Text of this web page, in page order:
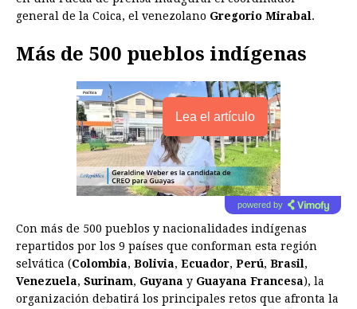
general de la Coica, el venezolano Gregorio Mirabal.
Más de 500 pueblos indígenas
Lea el artículo
powered by
Con más de 500 pueblos y nacionalidades indígenas
repartidos por los 9 países que conforman esta región
selvática (Colombia, Bolivia, Ecuador, Perú, Brasil,
Venezuela, Surinam, Guyana y Guayana Francesa), la
organización debatirá los principales retos que afronta la